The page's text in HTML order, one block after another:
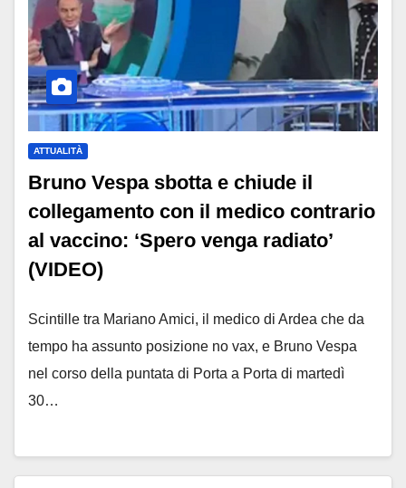
ATTUALITÀ
Bruno Vespa sbotta e chiude il
collegamento con il medico contrario
al vaccino: ‘Spero venga radiato’
(VIDEO)
Scintille tra Mariano Amici, il medico di Ardea che da
tempo ha assunto posizione no vax, e Bruno Vespa
nel corso della puntata di Porta a Porta di martedì
30…